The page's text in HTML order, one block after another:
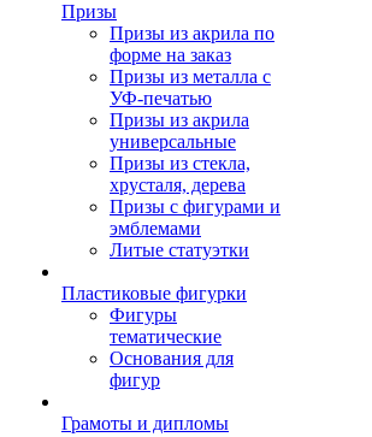
Призы
Призы из акрила по
форме на заказ
Призы из металла с
УФ-печатью
Призы из акрила
универсальные
Призы из стекла,
хрусталя, дерева
Призы с фигурами и
эмблемами
Литые статуэтки
Пластиковые фигурки
Фигуры
тематические
Основания для
фигур
Грамоты и дипломы